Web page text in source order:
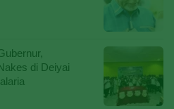
di Deiyai